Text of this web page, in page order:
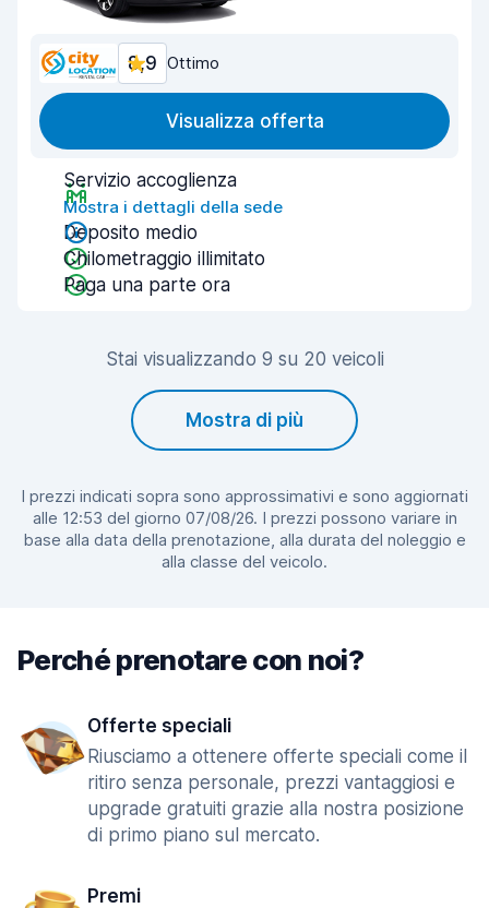
8,9 Ottimo
Visualizza offerta
Servizio accoglienza
Mostra i dettagli della sede
Deposito medio
Chilometraggio illimitato
Paga una parte ora
Stai visualizzando 9 su 20 veicoli
Mostra di più
I prezzi indicati sopra sono approssimativi e sono aggiornati
alle 12:53 del giorno 07/08/26. I prezzi possono variare in
base alla data della prenotazione, alla durata del noleggio e
alla classe del veicolo.
Perché prenotare con noi?
Offerte speciali
Riusciamo a ottenere offerte speciali come il
ritiro senza personale, prezzi vantaggiosi e
upgrade gratuiti grazie alla nostra posizione
di primo piano sul mercato.
Premi